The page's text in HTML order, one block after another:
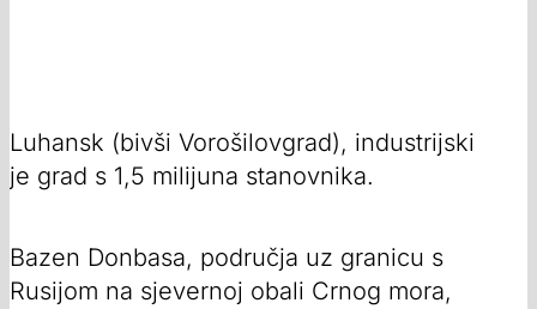
Luhansk (bivši Vorošilovgrad), industrijski
je grad s 1,5 milijuna stanovnika.
Bazen Donbasa, područja uz granicu s
Rusijom na sjevernoj obali Crnog mora,